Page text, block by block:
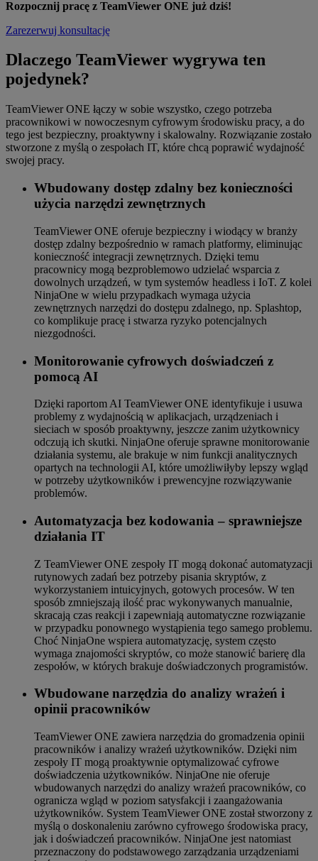
Rozpocznij pracę z TeamViewer ONE już dziś!
Zarezerwuj konsultację
Dlaczego TeamViewer wygrywa ten
pojedynek?
TeamViewer ONE łączy w sobie wszystko, czego potrzeba
pracownikowi w nowoczesnym cyfrowym środowisku pracy, a do
tego jest bezpieczny, proaktywny i skalowalny. Rozwiązanie zostało
stworzone z myślą o zespołach IT, które chcą poprawić wydajność
swojej pracy.
Wbudowany dostęp zdalny bez konieczności
użycia narzędzi zewnętrznych
TeamViewer ONE oferuje bezpieczny i wiodący w branży
dostęp zdalny bezpośrednio w ramach platformy, eliminując
konieczność integracji zewnętrznych. Dzięki temu
pracownicy mogą bezproblemowo udzielać wsparcia z
dowolnych urządzeń, w tym systemów headless i IoT. Z kolei
NinjaOne w wielu przypadkach wymaga użycia
zewnętrznych narzędzi do dostępu zdalnego, np. Splashtop,
co komplikuje pracę i stwarza ryzyko potencjalnych
niezgodności.
Monitorowanie cyfrowych doświadczeń z
pomocą AI
Dzięki raportom AI TeamViewer ONE identyfikuje i usuwa
problemy z wydajnością w aplikacjach, urządzeniach i
sieciach w sposób proaktywny, jeszcze zanim użytkownicy
odczują ich skutki. NinjaOne oferuje sprawne monitorowanie
działania systemu, ale brakuje w nim funkcji analitycznych
opartych na technologii AI, które umożliwiłyby lepszy wgląd
w potrzeby użytkowników i prewencyjne rozwiązywanie
problemów.
Automatyzacja bez kodowania – sprawniejsze
działania IT
Z TeamViewer ONE zespoły IT mogą dokonać automatyzacji
rutynowych zadań bez potrzeby pisania skryptów, z
wykorzystaniem intuicyjnych, gotowych procesów. W ten
sposób zmniejszają ilość prac wykonywanych manualnie,
skracają czas reakcji i zapewniają automatyczne rozwiązanie
w przypadku ponownego wystąpienia tego samego problemu.
Choć NinjaOne wspiera automatyzację, system często
wymaga znajomości skryptów, co może stanowić barierę dla
zespołów, w których brakuje doświadczonych programistów.
Wbudowane narzędzia do analizy wrażeń i
opinii pracowników
TeamViewer ONE zawiera narzędzia do gromadzenia opinii
pracowników i analizy wrażeń użytkowników. Dzięki nim
zespoły IT mogą proaktywnie optymalizować cyfrowe
doświadczenia użytkowników. NinjaOne nie oferuje
wbudowanych narzędzi do analizy wrażeń pracowników, co
ogranicza wgląd w poziom satysfakcji i zaangażowania
użytkowników. System TeamViewer ONE został stworzony z
myślą o doskonaleniu zarówno cyfrowego środowiska pracy,
jak i doświadczeń pracowników. NinjaOne jest natomiast
przeznaczony do podstawowego zarządzania urządzeniami